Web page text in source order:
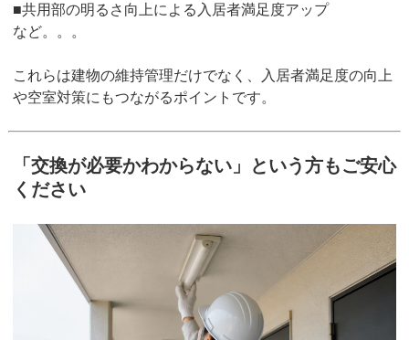
■共用部の明るさ向上による入居者満足度アップ
など。。。
これらは建物の維持管理だけでなく、入居者満足度の向上
や空室対策にもつながるポイントです。
「交換が必要かわからない」という方もご安心
ください